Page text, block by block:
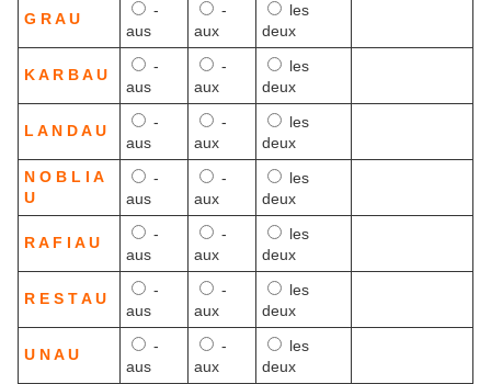
G R A U
-
aus
-
aux
les
deux
K A R B A U
-
aus
-
aux
les
deux
L A N D A U
-
aus
-
aux
les
deux
N O B L I A
U
-
aus
-
aux
les
deux
R A F I A U
-
aus
-
aux
les
deux
R E S T A U
-
aus
-
aux
les
deux
U N A U
-
aus
-
aux
les
deux